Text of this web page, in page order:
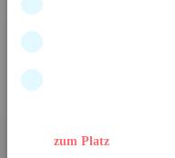
zum Platz